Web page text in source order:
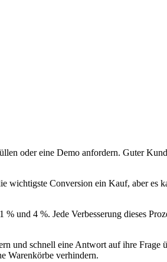
oder eine Demo anfordern. Guter
Conversion ein Kauf, aber es
und 4 %. Jede Verbesserung dieses
und schnell eine Antwort auf ihre
Warenkörbe verhindern.